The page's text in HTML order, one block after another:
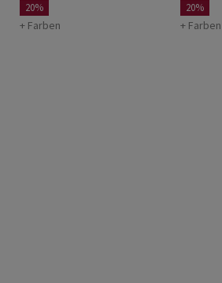
20%
+ Farben
20%
+ Farben